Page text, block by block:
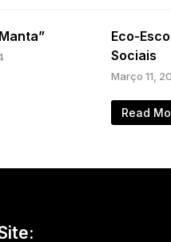
Eco-
Sociais
Março 11,
Read